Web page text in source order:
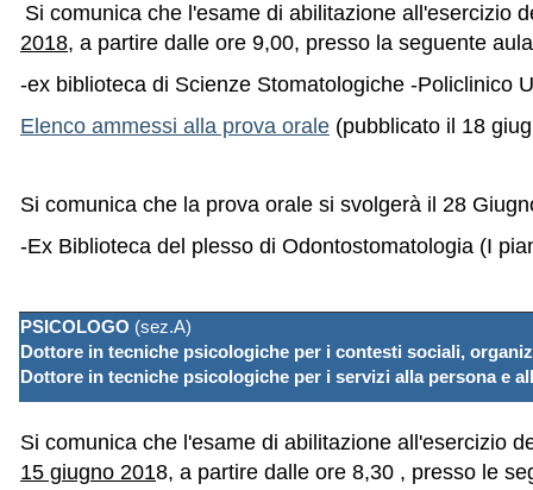
Si comunica che l'esame di abilitazione all'esercizio
2018, a partire dalle ore 9,00, presso la seguente
-ex biblioteca di Scienze Stomatologiche -Policlinico
Elenco ammessi alla prova orale (pubblicato il 18
Si comunica che la prova orale si svolgerà il 28
-Ex Biblioteca del plesso di Odontostomatologia (I
PSICOLOGO (sez.A)
Dottore in tecniche psicologiche per i contesti sociali,
Dottore in tecniche psicologiche per i servizi alla persona e
Si comunica che l'esame di abilitazione all'esercizio
15 giugno 2018, a partire dalle ore 8,30 , presso le